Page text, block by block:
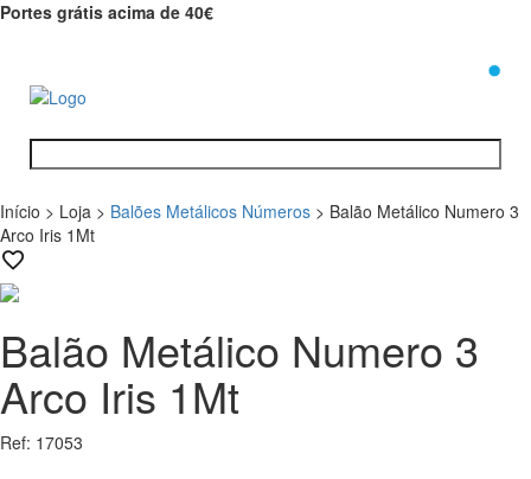
Portes grátis acima de 40€
Início > Loja > Balões Metálicos Números > Balão Metálico Numero 3
Arco Iris 1Mt
Balão Metálico Numero 3
Arco Iris 1Mt
Ref: 17053